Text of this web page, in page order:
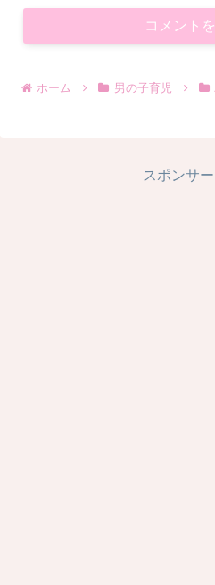
コメント
ホーム 男の子育児
スポンサ